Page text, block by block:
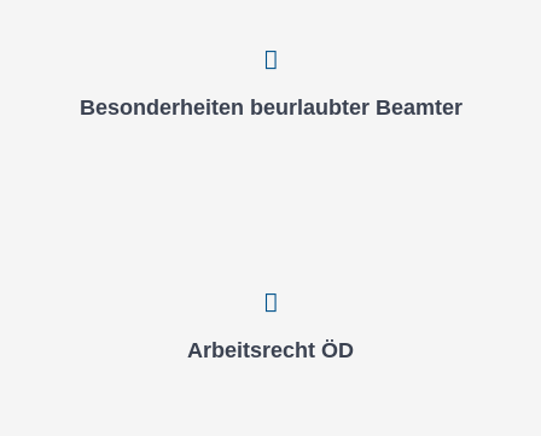
Beson­der­hei­ten beur­laub­ter Beam­ter
Arbeits­recht ÖD